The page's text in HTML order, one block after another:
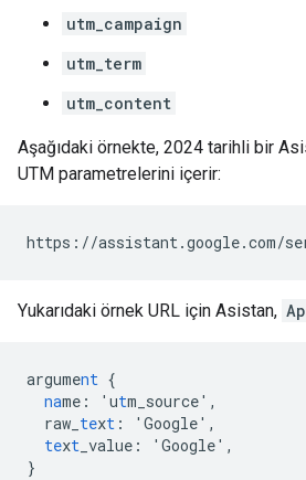
utm_campaign
utm_term
utm_content
Aşağıdaki örnekte, 2024 tarihli bir
UTM parametrelerini içerir:
Yukarıdaki örnek URL için Asistan,
argument {
name : 'utm_source' ,
raw_ text : 'Google' ,
text _value : 'Google' ,
}